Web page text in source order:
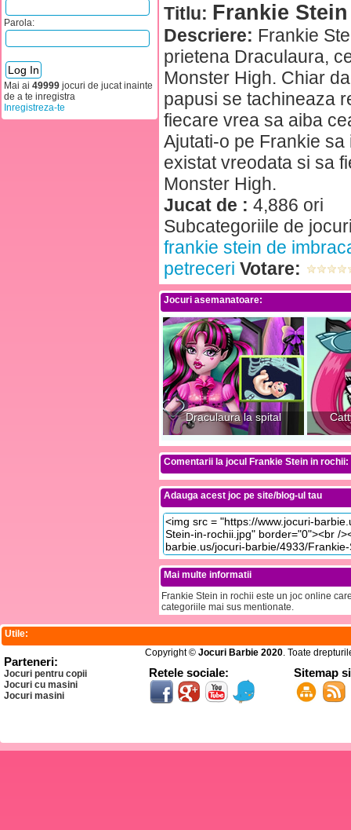
Parola:
Mai ai 49999 jocuri de jucat inainte
de a te inregistra
Inregistreza-te
Titlu: Frankie
Descriere: Frankie
prietena Draculaura,
Monster High. Chiar
papusi se tachineaza
fiecare vrea sa aiba
Ajutati-o pe Frankie
existat vreodata si sa
Monster High.
Jucat de : 4,886 ori
Subcategoriile de
frankie stein de
petreceri Votare:
Jocuri asemanatoare:
Draculaura la spital
Comentarii la jocul Frankie Stein in rochii:
Adauga acest joc pe site/blog-ul tau
Mai multe informatii
Frankie Stein in rochii este un joc online
categoriile mai sus mentionate.
Utile:
Copyright © Jocuri Barbie 2020. Toate
Parteneri:
Jocuri pentru copii
Jocuri cu masini
Jocuri masini
Retele sociale: Sitemap